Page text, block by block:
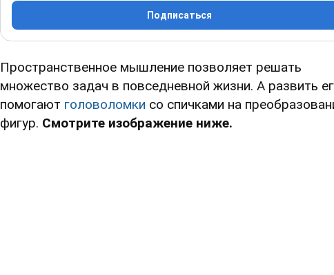
Подписаться
Пространственное мышление позволяет решать
множество задач в повседневной жизни. А развить
помогают головоломки со спичками на
фигур. Смотрите изображение ниже.